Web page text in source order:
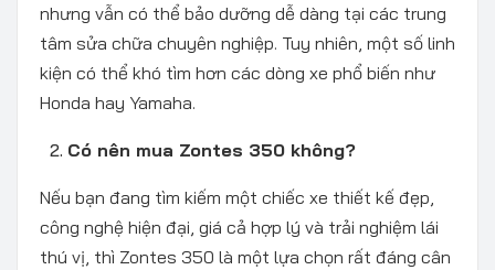
nhưng vẫn có thể bảo dưỡng dễ dàng tại các trung
tâm sửa chữa chuyên nghiệp. Tuy nhiên, một số linh
kiện có thể khó tìm hơn các dòng xe phổ biến như
Honda hay Yamaha.
Có nên mua Zontes 350 không?
Nếu bạn đang tìm kiếm một chiếc xe thiết kế đẹp,
công nghệ hiện đại, giá cả hợp lý và trải nghiệm lái
thú vị, thì Zontes 350 là một lựa chọn rất đáng cân